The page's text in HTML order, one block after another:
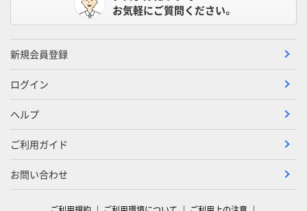
お気軽にご質問ください。
新規会員登録
ログイン
ヘルプ
ご利用ガイド
お問い合わせ